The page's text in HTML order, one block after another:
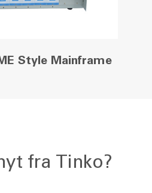
Style Mainframe
fra Tinko?